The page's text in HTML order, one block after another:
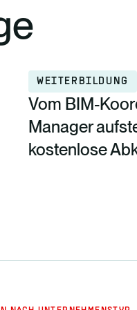
WEITERBILDUNG
Vom BIM-
Manager
kostenlose